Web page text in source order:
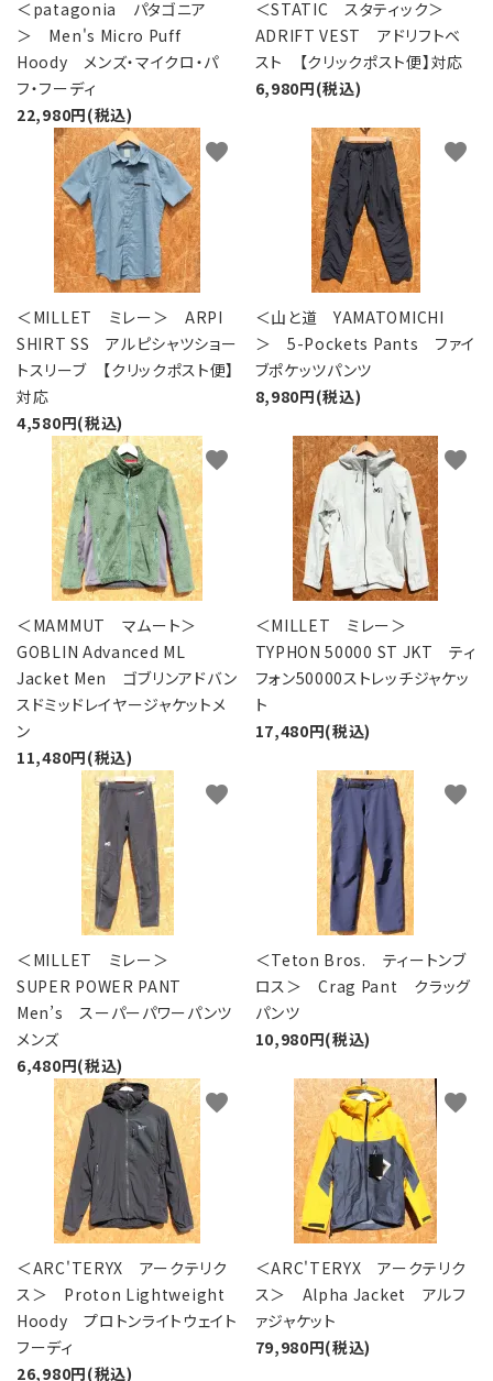
＜patagonia パタゴニア
＞ Men's Micro Puff
Hoody メンズ・マイクロ・パ
フ・フーディ
22,980円(税込)
＜STATIC スタティック＞
ADRIFT VEST アドリフトベ
スト 【クリックポスト便】対応
6,980円(税込)
＜MILLET ミレー＞ ARPI
SHIRT SS アルピシャツショー
トスリーブ 【クリックポスト便】
対応
4,580円(税込)
favorite
＜山と道 YAMATOMICHI
＞ 5-Pockets Pants ファイ
ブポケッツパンツ
8,980円(税込)
favorite
＜MAMMUT マムート＞
GOBLIN Advanced ML
Jacket Men ゴブリンアドバン
スドミッドレイヤージャケットメ
ン
11,480円(税込)
favorite
＜MILLET ミレー＞
TYPHON 50000 ST JKT ティ
フォン50000ストレッチジャケッ
ト
17,480円(税込)
favorite
＜MILLET ミレー＞
SUPER POWER PANT
Men’s スーパーパワーパンツ
メンズ
6,480円(税込)
favorite
＜Teton Bros. ティートンブ
ロス＞ Crag Pant クラッグ
パンツ
10,980円(税込)
favorite
＜ARC'TERYX アークテリク
ス＞ Proton Lightweight
Hoody プロトンライトウェイト
フーディ
26,980円(税込)
favorite
＜ARC'TERYX アークテリク
ス＞ Alpha Jacket アルフ
ァジャケット
79,980円(税込)
favorite